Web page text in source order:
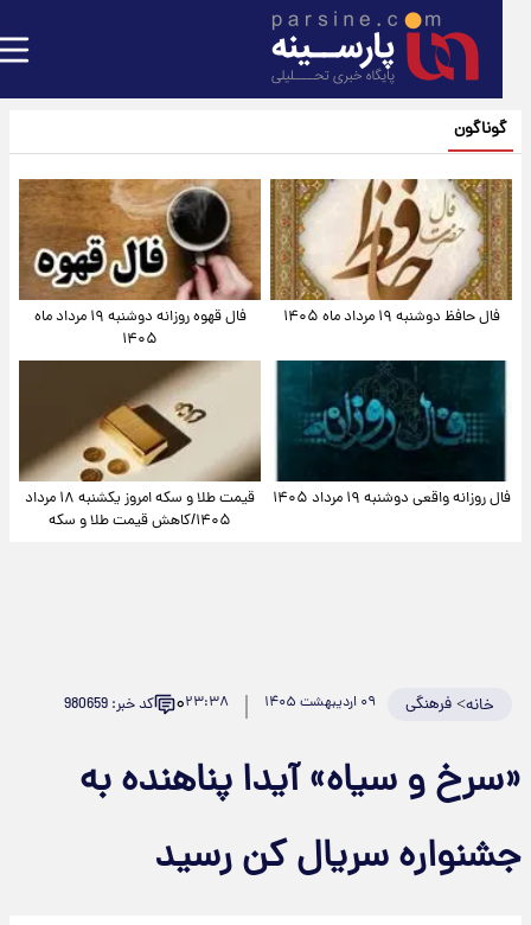
گوناگون
فال حافظ دوشنبه ۱۹ مرداد ماه ۱۴۰۵
فال قهوه روزانه دوشنبه ۱۹ مرداد ماه
۱۴۰۵
فال روزانه واقعی دوشنبه ۱۹ مرداد ۱۴۰۵
قیمت طلا و سکه امروز یکشنبه ۱۸ مرداد
۱۴۰۵/کاهش قیمت طلا و سکه
خانه>فرهنگی ۲۳:۳۸۰ کد خبر: 980659
و سیاه» آیدا پناهنده به
سریال کن رسید